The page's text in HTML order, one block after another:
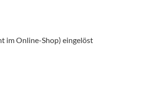
im Online-Shop) eingelöst